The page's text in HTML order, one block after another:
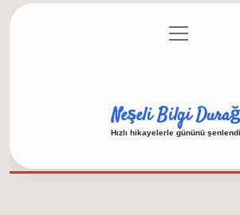
Gizlilik Politikası
menüyü
aç
Neşeli Bilgi
Hızlı hikayelerle gününü